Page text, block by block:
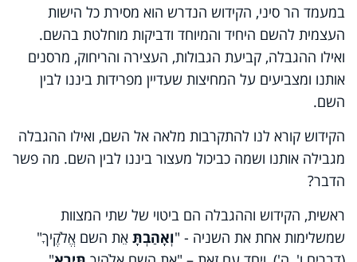
במעמד הר סיני, הקידוש הנדרש הוא מסירת כל הישות
העצמית להשם היחיד והמיוחד ודביקות מוחלטת בהשם.
ואילו ההגבלה, קביעת הגבולות, העצירה והריחוק, מרסנים
אותנו ומצביעים על המחיצות שעדיין מפרידות ביננו לבין
השם.
הקידוש קורא לנו להתקרבות מלאה אל השם, ואילו ההגבלה
מגבילה אותנו ושמה כביכול מעצור ביננו לבין השם. מה פשר
הדבר?
ראשית, הקידוש וההגבלה הם ביטוי של שתי המצוות
שמשלימות אחת את השניה - "וְאָהַבְתָּ אֵת השם אֱלֹקֶיךָ"